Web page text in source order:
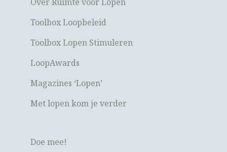
Toolbox Loopbeleid
Toolbox Lopen Stimuleren
LoopAwards
Magazines ‘Lopen’
Met lopen kom je verder
Doe mee!